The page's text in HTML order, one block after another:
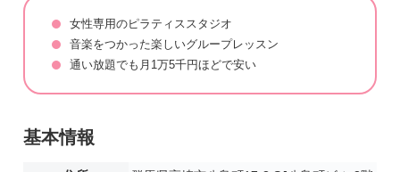
女性専用のピラティススタジオ
音楽をつかった楽しいグループレッスン
通い放題でも月1万5千円ほどで安い
基本情報